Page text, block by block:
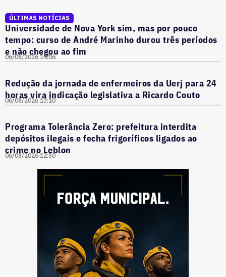
ÚLTIMAS NOTÍCIAS
Universidade de Nova York sim, mas por pouco
tempo: curso de André Marinho durou três períodos
e não chegou ao fim
06/08/2026 14:06
Redução da jornada de enfermeiros da Uerj para 24
horas vira indicação legislativa a Ricardo Couto
06/08/2026 13:10
Programa Tolerância Zero: prefeitura interdita
depósitos ilegais e fecha frigoríficos ligados ao
crime no Leblon
06/08/2026 12:50